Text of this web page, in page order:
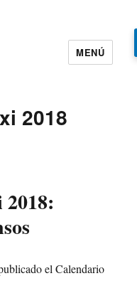
MENÚ
2018
el Calendario